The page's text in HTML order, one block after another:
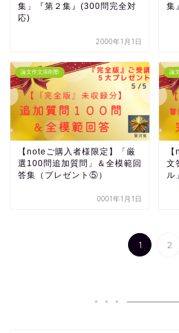
集」『第２集』(300問完全対
応)
2000年1月1日
集
論文作文添削塾
【noteご購入者様限定】「厳
選100問追加質問」＆全模範回
答集（プレゼント⑤）
0001年1月1日
論
文
ル
1 2